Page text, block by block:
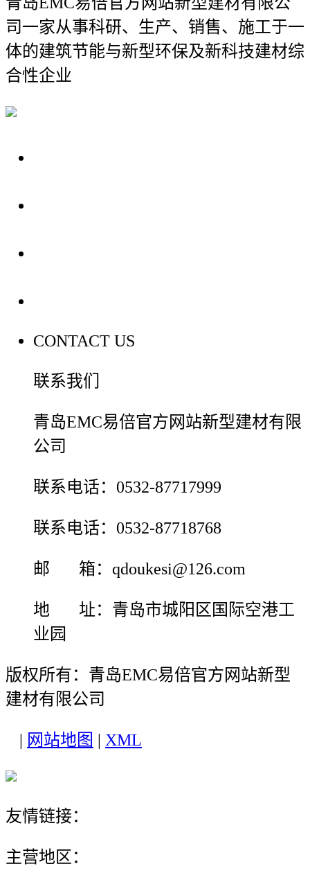
司一家从事科研、生产、销售、施工于一
体的建筑节能与新型环保及新科技建材综
合性企业
CONTACT US
联系我们
青岛EMC易倍官方网站新型建材有限
公司
联系电话：0532-87717999
联系电话：0532-87718768
邮 箱：qdoukesi@126.com
地 址：青岛市城阳区国际空港工
业园
版权所有：青岛EMC易倍官方网站新型
建材有限公司
网站地图 XML
友情链接：
主营地区：